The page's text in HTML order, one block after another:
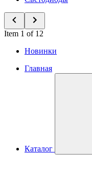
Item 1 of 12
Новинки
Главная
Каталог